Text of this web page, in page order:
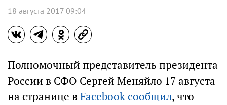
18 августа 2017 09:04
Полномочный представитель президента
России в СФО Сергей Меняйло 17 августа
на странице в Facebook сообщил, что